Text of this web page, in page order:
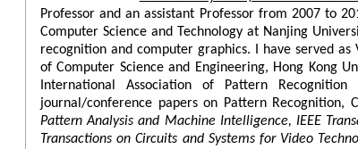
实 验室博士生李志琦等提出的BEVFormer论
一单位仅2篇入选），同时位列PaperDigest
包括NVIDA自动驾驶产品、商汤绝影GOP感知等
全球发布会中被NIVIDA创始人兼首席执行官黄仁
实 验室博士生王文海等提出的通用视觉主干
2023年世界人工智能大会青年优秀论文奖（由国
学会理事长戴琼海院士、中国 人工智能学会监事
Professor and an assistant Professor from 2007 to
Computer Science and Technology at Nanjing
recognition and computer graphics. I have served
of Computer Science and Engineering, Hong Kong
International Association of Pattern
journal/conference papers on Pattern Recognition,
Pattern Analysis and Machine Intelligence, IEEE
Transactions on Circuits and Systems for Video